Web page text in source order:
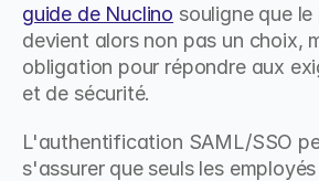
guide de Nuclino souligne que
devient alors non pas un choix,
obligation pour répondre aux
et de sécurité.
L'authentification SAML/SSO
s'assurer que seuls les